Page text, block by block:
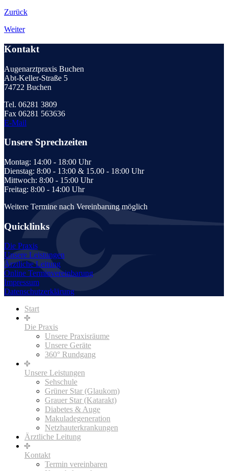
Zurück
Weiter
Kontakt
Augenarztpraxis Buchen
Abt-Keller-Straße 5
74722 Buchen
Tel. 06281 3809
Fax 06281 563636
E-Mail
Unsere Sprechzeiten
Montag: 14:00 - 18:00 Uhr
Dienstag: 8:00 - 13:00 & 15.00 - 18:00 Uhr
Mittwoch: 8:00 - 15:00 Uhr
Freitag: 8:00 - 14:00 Uhr
Weitere Termine nach Vereinbarung möglich
Quicklinks
Die Praxis
Unsere Leistungen
Ärztliche Leitung
Online Terminvereinbarung
Impressum
Datenschutzerklärung
Start
Die Praxis
Unsere Praxisräume
Unsere Geräte
360° Rundgang
Unsere Leistungen
Sehschule
Grüner Star (Glaukom)
Grauer Star (Katarakt)
Diabetes & Auge
Makuladegeneration
Netzhauterkrankungen
Ärztliche Leitung
Kontakt
Termin vereinbaren